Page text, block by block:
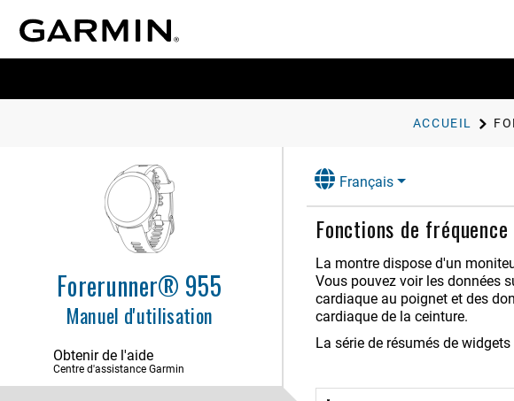
ACCUEIL
Forerunner® 955
Manuel d'utilisation
Obtenir de l'aide
Centre d'assistance Garmin
Français
Fonctions de
La montre dispose d'un
Vous pouvez voir les données
cardiaque au poignet et des
cardiaque de la ceinture.
La série de résumés de